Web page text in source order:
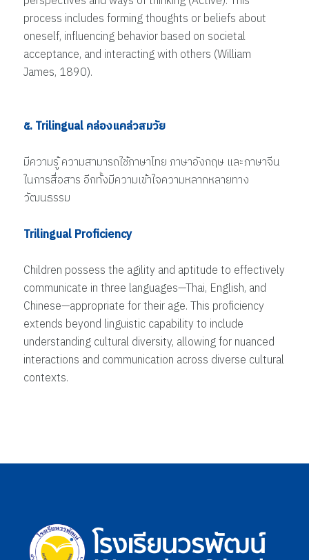
process includes forming thoughts or beliefs about
oneself, influencing behavior based on societal
acceptance, and interacting with others (William
James, 1890).
๕. Trilingual คล่องแคล่วสมวัย
มีความรู้ ความสามารถใช้ภาษาไทย ภาษาอังกฤษ และภาษาจีน
ในการสื่อสาร อีกทั้งมีความเข้าใจความหลากหลายทาง
วัฒนธรรม
Trilingual Proficiency
Children possess the agility and aptitude to effectively
communicate in three languages—Thai, English, and
Chinese—appropriate for their age. This proficiency
extends beyond linguistic capability to include
understanding cultural diversity, allowing for nuanced
interactions and communication across diverse cultural
contexts.